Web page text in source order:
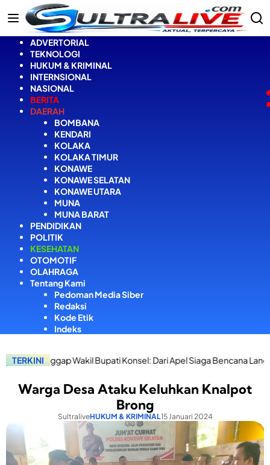
Langsung
ke
ADVERTORIAL
TEKNOLOGI
HUKUM & KRIMINAL
INTERNSIONAL
NASIONAL
BERITA
DAERAH
BOMBANA
KENDARI
KOLAKA
KOLAKA TIMUR
KONAWE
KONAWE SELATAN
KONAWE UTARA
MUNA
MUNA BARAT
PENDIDIKAN
POLITIK
KESEHATAN
OTOMOTIF
OLAHRAGA
Tentang Kami
Pedoman Media Siber
Redaksi
Kode Etik
Indeks
TERKINI
Bupati Konsel: Dari Apel Siaga Bencana Langsung Salurkan
Warga Desa Ataku Keluhkan Knalpot
Brong
SultraliveHUKUM & KRIMINAL15 Januari 2024